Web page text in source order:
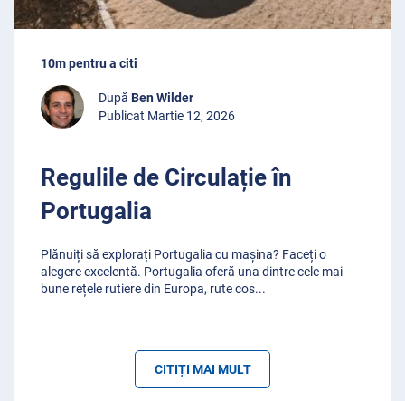
10m pentru a citi
După Ben Wilder
Publicat Martie 12, 2026
Regulile de Circulație în
Portugalia
Plănuiți să explorați Portugalia cu mașina? Faceți o
alegere excelentă. Portugalia oferă una dintre cele mai
bune rețele rutiere din Europa, rute cos...
CITIȚI MAI MULT